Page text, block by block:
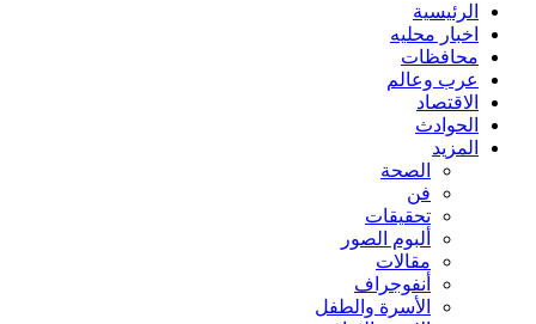
الرئيسية
اخبار محليه
محافظات
عرب وعالم
الاقتصاد
الحوادث
المزيد
الصحة
فن
تحقيقات
ألبوم الصور
مقالات
أنفوجراف
الأسرة والطفل